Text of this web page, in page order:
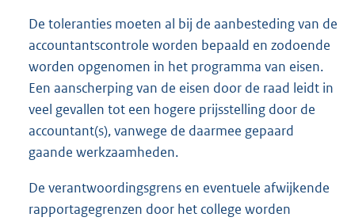
De toleranties moeten al bij de aanbesteding van de
accountantscontrole worden bepaald en zodoende
worden opgenomen in het programma van eisen.
Een aanscherping van de eisen door de raad leidt in
veel gevallen tot een hogere prijsstelling door de
accountant(s), vanwege de daarmee gepaard
gaande werkzaamheden.
De verantwoordingsgrens en eventuele afwijkende
rapportagegrenzen door het college worden